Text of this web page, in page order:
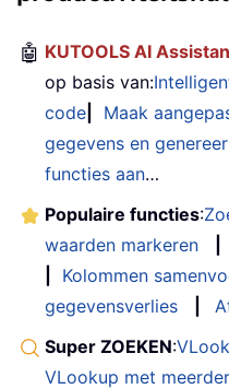
🤖 KUTOOLS AI
op basis van:
code
Maak
gegevens en
functies aan…
Populaire functies:
waarden markeren
Kolommen
gegevensverlies
Super ZOEKEN:
VLookup met